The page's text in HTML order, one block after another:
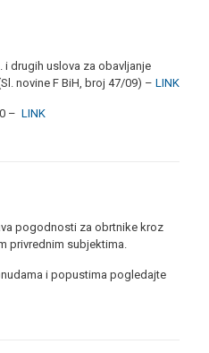
i drugih uslova za obavljanje
novine F BiH, broj 47/09) – LINK
– LINK
pogodnosti za obrtnike kroz
privrednim subjektima.
i popustima pogledajte